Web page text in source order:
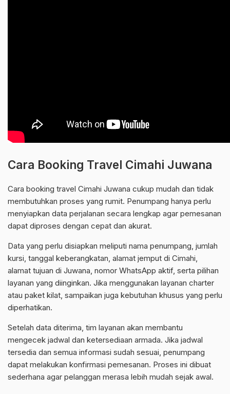
Cara Booking Travel Cimahi Juwana
Cara booking travel Cimahi Juwana cukup mudah dan tidak
membutuhkan proses yang rumit. Penumpang hanya perlu
menyiapkan data perjalanan secara lengkap agar pemesanan
dapat diproses dengan cepat dan akurat.
Data yang perlu disiapkan meliputi nama penumpang, jumlah
kursi, tanggal keberangkatan, alamat jemput di Cimahi,
alamat tujuan di Juwana, nomor WhatsApp aktif, serta pilihan
layanan yang diinginkan. Jika menggunakan layanan charter
atau paket kilat, sampaikan juga kebutuhan khusus yang perlu
diperhatikan.
Setelah data diterima, tim layanan akan membantu
mengecek jadwal dan ketersediaan armada. Jika jadwal
tersedia dan semua informasi sudah sesuai, penumpang
dapat melakukan konfirmasi pemesanan. Proses ini dibuat
sederhana agar pelanggan merasa lebih mudah sejak awal.